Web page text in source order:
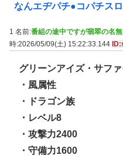
なんエヂパチ●コパチス
1 名前:番組の途中ですが翡翠の名
時:2026/05/09(土) 15:22:33.144
グリーンアイズ・サフ
・風属性
・ドラゴン族
・レベル8
・攻撃力2400
・守備力1600